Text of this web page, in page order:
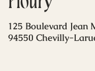
125 Boulevard Jean
94550 Chevilly-